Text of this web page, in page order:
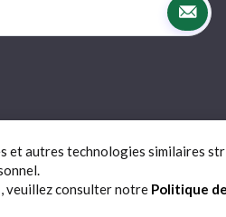
et autres technologies similaires
veuillez consulter notre Politique